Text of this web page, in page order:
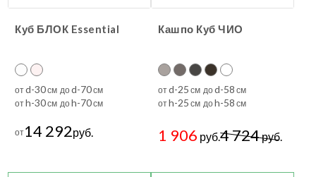
Куб БЛОК Essential
отd-30см доd-70см
отh-30см доh-70см
от14 292руб.
Кашпо Куб ЧИО
отd-25 см доd-58 см
отh-25 см доh-58 см
1 906 руб.4 724руб.